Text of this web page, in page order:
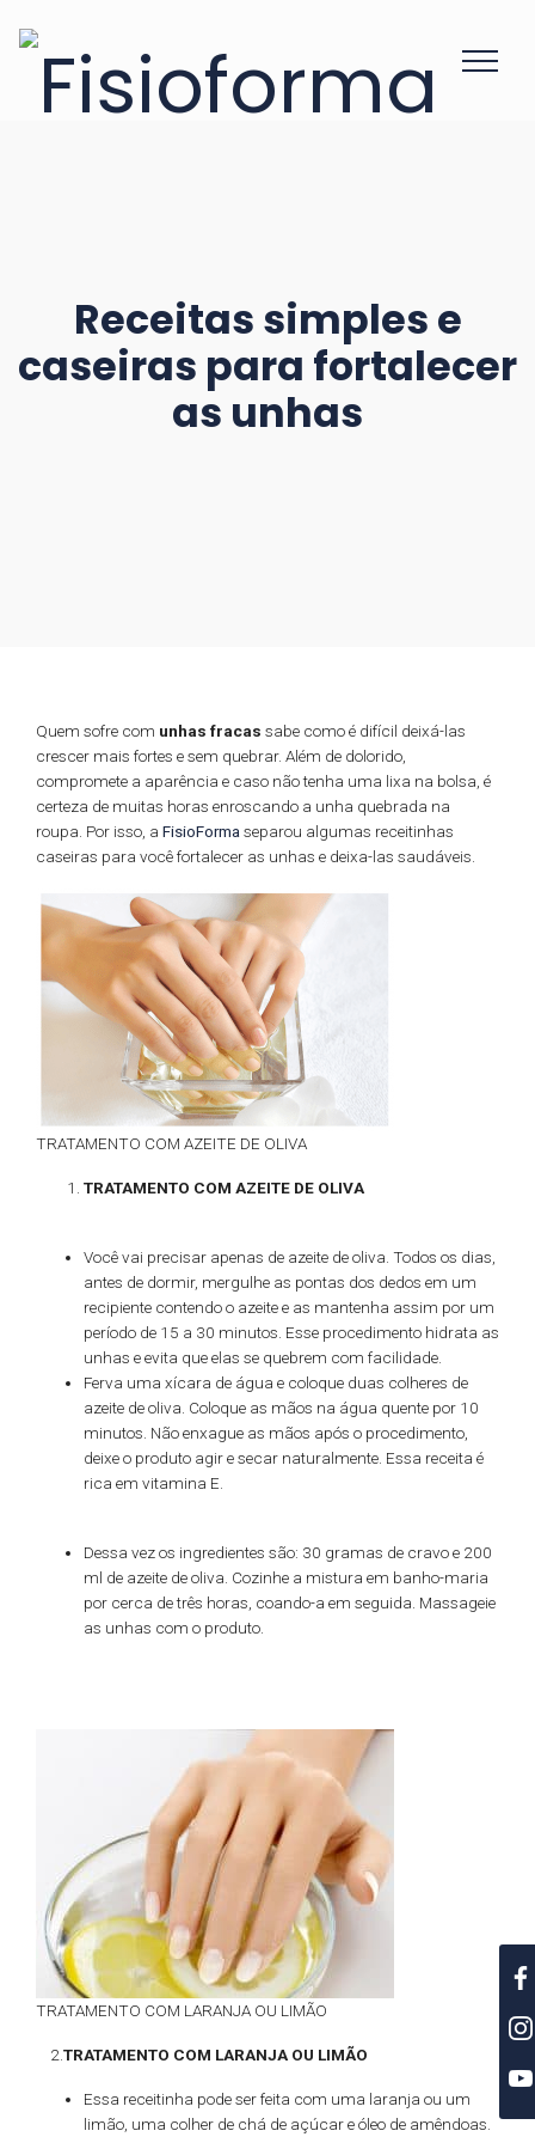
Receitas simples e
caseiras para fortalecer
as unhas
Quem sofre com unhas fracas sabe como é difícil deixá-las
crescer mais fortes e sem quebrar. Além de dolorido,
compromete a aparência e caso não tenha uma lixa na bolsa, é
certeza de muitas horas enroscando a unha quebrada na
roupa. Por isso, a FisioForma separou algumas receitinhas
caseiras para você fortalecer as unhas e deixa-las saudáveis.
TRATAMENTO COM AZEITE DE OLIVA
TRATAMENTO COM AZEITE DE OLIVA
Você vai precisar apenas de azeite de oliva. Todos os dias,
antes de dormir, mergulhe as pontas dos dedos em um
recipiente contendo o azeite e as mantenha assim por um
período de 15 a 30 minutos. Esse procedimento hidrata as
unhas e evita que elas se quebrem com facilidade.
Ferva uma xícara de água e coloque duas colheres de
azeite de oliva. Coloque as mãos na água quente por 10
minutos. Não enxague as mãos após o procedimento,
deixe o produto agir e secar naturalmente. Essa receita é
rica em vitamina E.
Dessa vez os ingredientes são: 30 gramas de cravo e 200
ml de azeite de oliva. Cozinhe a mistura em banho-maria
por cerca de três horas, coando-a em seguida. Massageie
as unhas com o produto.
TRATAMENTO COM LARANJA OU LIMÃO
2. TRATAMENTO COM LARANJA OU LIMÃO
Essa receitinha pode ser feita com uma laranja ou um
limão, uma colher de chá de açúcar e óleo de amêndoas.